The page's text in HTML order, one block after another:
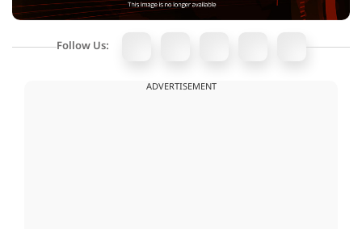
Follow Us:
ADVERTISEMENT